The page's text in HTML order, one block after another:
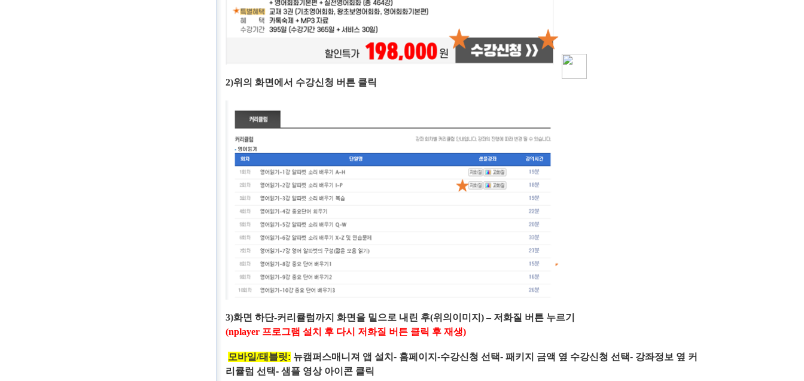
2)위의 화면에서 수강신청 버튼 클릭
3)화면 하단-커리큘럼까지 화면을 밑으로 내린 후(위의이미지) – 저화질 버튼 누르기
(nplayer 프로그램 설치 후 다시 저화질 버튼 클릭 후 재생)
모바일/태블릿: 뉴캠퍼스매니져 앱 설치- 홈페이지-수강신청 선택- 패키지 금액 옆 수강신청 선택- 강좌정보 옆 커
리큘럼 선택- 샘플 영상 아이콘 클릭